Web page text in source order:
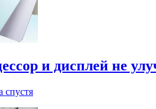
и дисплей не
спустя